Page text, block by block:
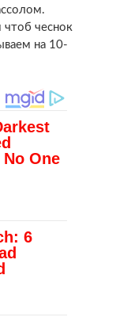
чтоб чеснок
на 10-